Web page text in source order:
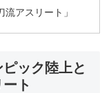
アスリート」
ック陸上と
ト